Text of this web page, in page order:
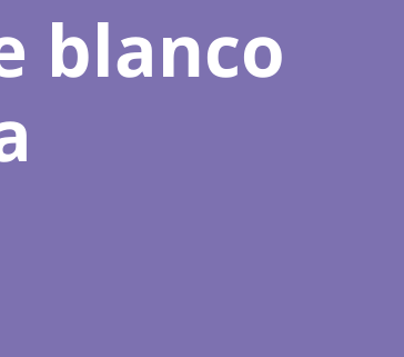
blanco